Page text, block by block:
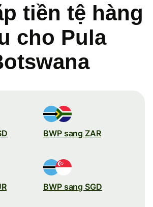
tiền tệ hàng
cho Pula
BWP sang ZAR
BWP sang SGD